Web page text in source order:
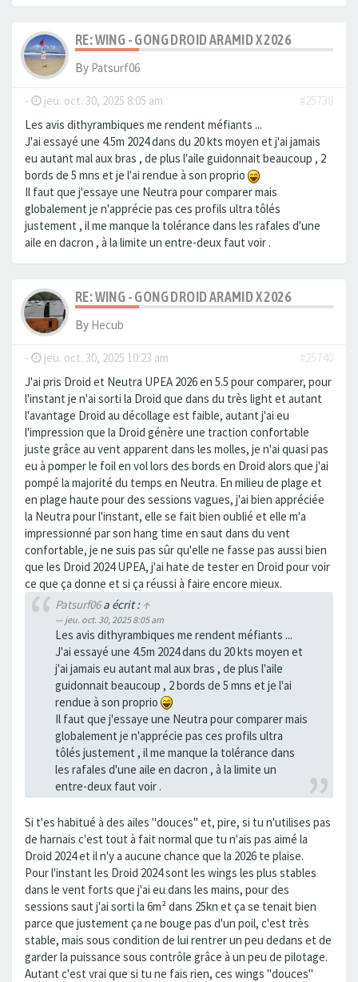
RE: WING - GONG DROID ARAMID X 2026
By Patsurf06
- jeu. oct. 30, 2025 8:05 am
#25738
Les avis dithyrambiques me rendent méfiants ...
J'ai essayé une 4.5m 2024 dans du 20 kts moyen et j'ai jamais
eu autant mal aux bras , de plus l'aile guidonnait beaucoup , 2
bords de 5 mns et je l'ai rendue à son proprio
Il faut que j'essaye une Neutra pour comparer mais
globalement je n'apprécie pas ces profils ultra tôlés
justement , il me manque la tolérance dans les rafales d'une
aile en dacron , à la limite un entre-deux faut voir .
RE: WING - GONG DROID ARAMID X 2026
By Hecub
- jeu. oct. 30, 2025 10:23 am
#25740
J'ai pris Droid et Neutra UPEA 2026 en 5.5 pour comparer, pour
l'instant je n'ai sorti la Droid que dans du très light et autant
l'avantage Droid au décollage est faible, autant j'ai eu
l'impression que la Droid génère une traction confortable
juste grâce au vent apparent dans les molles, je n'ai quasi pas
eu à pomper le foil en vol lors des bords en Droid alors que j'ai
pompé la majorité du temps en Neutra. En milieu de plage et
en plage haute pour des sessions vagues, j'ai bien appréciée
la Neutra pour l'instant, elle se fait bien oublié et elle m'a
impressionné par son hang time en saut dans du vent
confortable, je ne suis pas sûr qu'elle ne fasse pas aussi bien
que les Droid 2024 UPEA, j'ai hate de tester en Droid pour voir
ce que ça donne et si ça réussi à faire encore mieux.
Patsurf06a écrit : ↑
jeu. oct. 30, 2025 8:05 am
Les avis dithyrambiques me rendent méfiants ...
J'ai essayé une 4.5m 2024 dans du 20 kts moyen et
j'ai jamais eu autant mal aux bras , de plus l'aile
guidonnait beaucoup , 2 bords de 5 mns et je l'ai
rendue à son proprio
Il faut que j'essaye une Neutra pour comparer mais
globalement je n'apprécie pas ces profils ultra
tôlés justement , il me manque la tolérance dans
les rafales d'une aile en dacron , à la limite un
entre-deux faut voir .
Si t'es habitué à des ailes "douces" et, pire, si tu n'utilises pas
de harnais c'est tout à fait normal que tu n'ais pas aimé la
Droid 2024 et il n'y a aucune chance que la 2026 te plaise.
Pour l'instant les Droid 2024 sont les wings les plus stables
dans le vent forts que j'ai eu dans les mains, pour des
sessions saut j'ai sorti la 6m² dans 25kn et ça se tenait bien
parce que justement ça ne bouge pas d'un poil, c'est très
stable, mais sous condition de lui rentrer un peu dedans et de
garder la puissance sous contrôle grâce à un peu de pilotage.
Autant c'est vrai que si tu ne fais rien, ces wings "douces"